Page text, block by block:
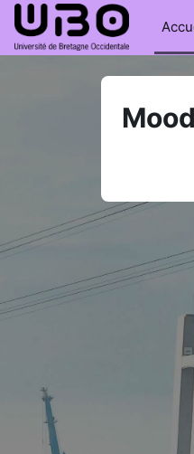
Passer au contenu principal